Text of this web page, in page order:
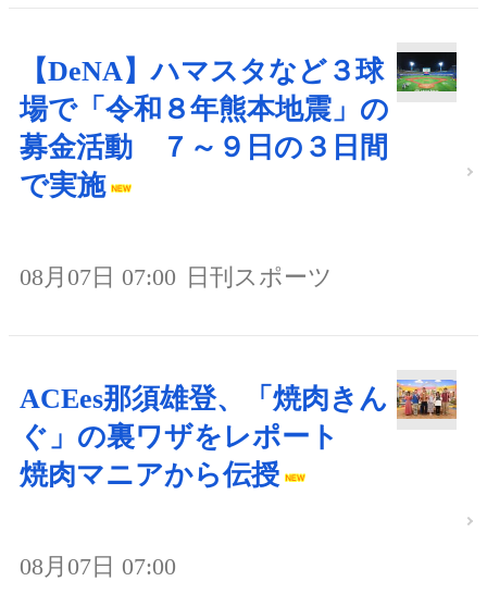
【DeNA】ハマスタなど３球
場で「令和８年熊本地震」の
募金活動 ７～９日の３日間
で実施
08月07日 07:00 日刊スポーツ
ACEes那須雄登、「焼肉きん
ぐ」の裏ワザをレポート
焼肉マニアから伝授
08月07日 07:00